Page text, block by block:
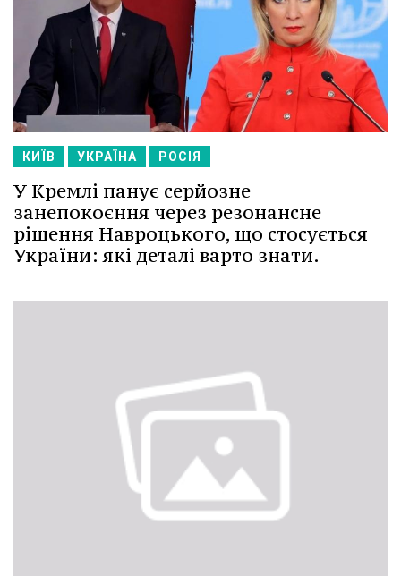
КИЇВ УКРАЇНА РОСІЯ
У Кремлі панує серйозне
занепокоєння через резонансне
рішення Навроцького, що стосується
України: які деталі варто знати.